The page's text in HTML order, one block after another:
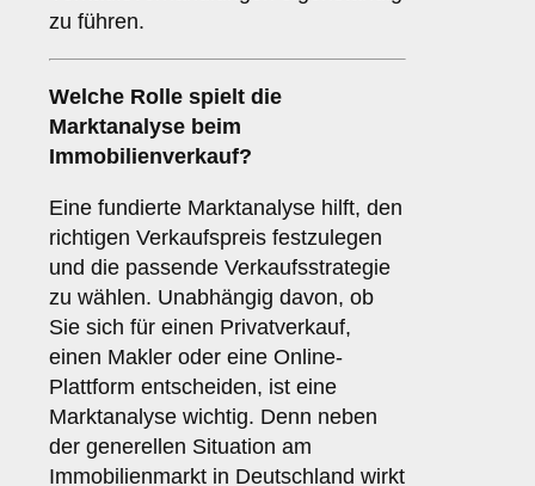
zu führen.
Welche Rolle spielt die
Marktanalyse beim
Immobilienverkauf?
Eine fundierte Marktanalyse hilft, den
richtigen Verkaufspreis festzulegen
und die passende Verkaufsstrategie
zu wählen. Unabhängig davon, ob
Sie sich für einen Privatverkauf,
einen Makler oder eine Online-
Plattform entscheiden, ist eine
Marktanalyse wichtig. Denn neben
der generellen Situation am
Immobilienmarkt in Deutschland wirkt